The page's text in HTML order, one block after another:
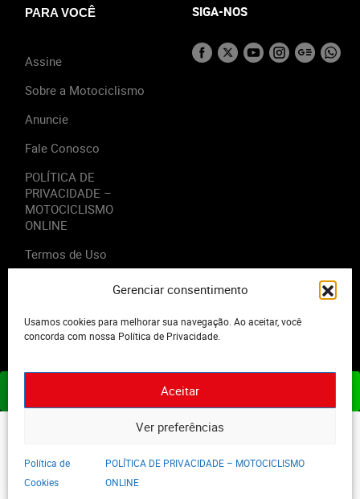
Gerenciar consentimento
Usamos cookies para melhorar sua navegação. Ao aceitar, você
concorda com nossa Política de Privacidade.
Aceitar
Ver preferências
Política de
Cookies
POLÍTICA DE PRIVACIDADE – MOTOCICLISMO
ONLINE
PARA VOCÊ
Assine
Sobre a Motociclismo
Anuncie
Fale Conosco
POLÍTICA DE
PRIVACIDADE –
MOTOCICLISMO
ONLINE
Termos de Uso
SIGA-NOS
2023 - Editora Motor Midia. Todos os direitos reservados.
ASSINE JÁ